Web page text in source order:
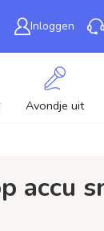
Inloggen
Avondje uit